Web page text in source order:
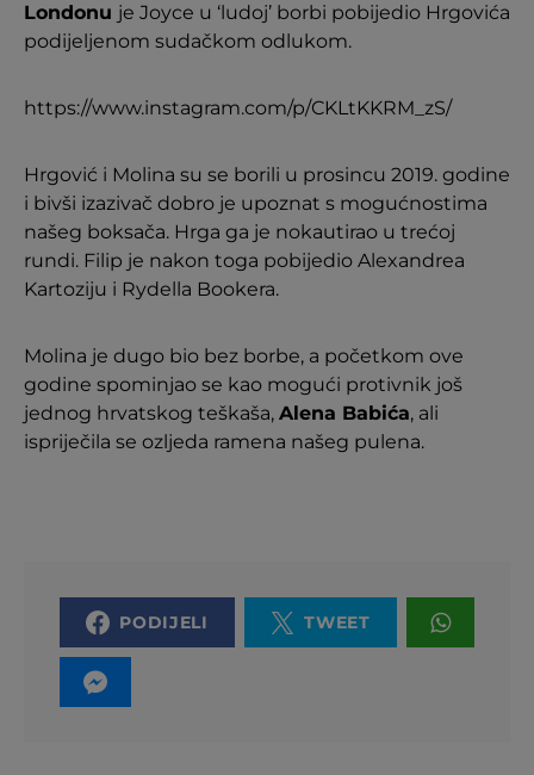
Londonu je Joyce u ‘ludoj’ borbi pobijedio Hrgovića
podijeljenom sudačkom odlukom.
https://www.instagram.com/p/CKLtKKRM_zS/
Hrgović i Molina su se borili u prosincu 2019. godine
i bivši izazivač dobro je upoznat s mogućnostima
našeg boksača. Hrga ga je nokautirao u trećoj
rundi. Filip je nakon toga pobijedio Alexandrea
Kartoziju i Rydella Bookera.
Molina je dugo bio bez borbe, a početkom ove
godine spominjao se kao mogući protivnik još
jednog hrvatskog teškaša, Alena Babića, ali
ispriječila se ozljeda ramena našeg pulena.
PODIJELI TWEET